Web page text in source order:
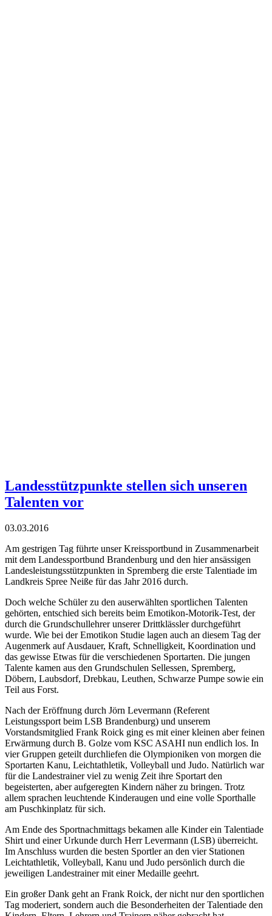
Landesstützpunkte stellen sich unseren
Talenten vor
03.03.2016
Am gestrigen Tag führte unser Kreissportbund in Zusammenarbeit
mit dem Landessportbund Brandenburg und den hier ansässigen
Landesleistungsstützpunkten in Spremberg die erste Talentiade im
Landkreis Spree Neiße für das Jahr 2016 durch.
Doch welche Schüler zu den auserwählten sportlichen Talenten
gehörten, entschied sich bereits beim Emotikon-Motorik-Test, der
durch die Grundschullehrer unserer Drittklässler durchgeführt
wurde. Wie bei der Emotikon Studie lagen auch an diesem Tag der
Augenmerk auf Ausdauer, Kraft, Schnelligkeit, Koordination und
das gewisse Etwas für die verschiedenen Sportarten. Die jungen
Talente kamen aus den Grundschulen Sellessen, Spremberg,
Döbern, Laubsdorf, Drebkau, Leuthen, Schwarze Pumpe sowie ein
Teil aus Forst.
Nach der Eröffnung durch Jörn Levermann (Referent
Leistungssport beim LSB Brandenburg) und unserem
Vorstandsmitglied Frank Roick ging es mit einer kleinen aber feinen
Erwärmung durch B. Golze vom KSC ASAHI nun endlich los. In
vier Gruppen geteilt durchliefen die Olympioniken von morgen die
Sportarten Kanu, Leichtathletik, Volleyball und Judo. Natürlich war
für die Landestrainer viel zu wenig Zeit ihre Sportart den
begeisterten, aber aufgeregten Kindern näher zu bringen. Trotz
allem sprachen leuchtende Kinderaugen und eine volle Sporthalle
am Puschkinplatz für sich.
Am Ende des Sportnachmittags bekamen alle Kinder ein Talentiade
Shirt und einer Urkunde durch Herr Levermann (LSB) überreicht.
Im Anschluss wurden die besten Sportler an den vier Stationen
Leichtathletik, Volleyball, Kanu und Judo persönlich durch die
jeweiligen Landestrainer mit einer Medaille geehrt.
Ein großer Dank geht an Frank Roick, der nicht nur den sportlichen
Tag moderiert, sondern auch die Besonderheiten der Talentiade den